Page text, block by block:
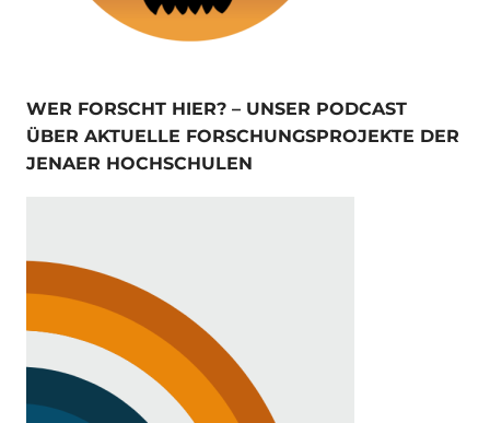
WER FORSCHT HIER? – UNSER PODCAST
ÜBER AKTUELLE FORSCHUNGSPROJEKTE DER
JENAER HOCHSCHULEN